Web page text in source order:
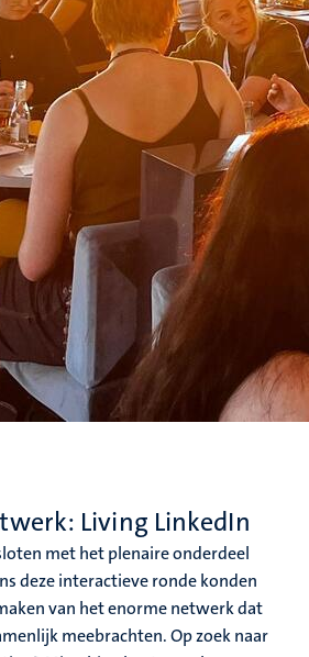
Living LinkedIn
met het plenaire onderdeel
deze interactieve ronde konden
van het enorme netwerk dat
meebrachten. Op zoek naar